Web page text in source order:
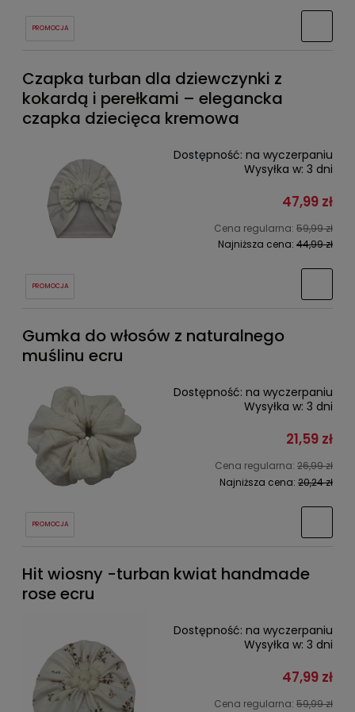
PROMOCJA
Czapka turban dla dziewczynki z
kokardą i perełkami – elegancka
czapka dziecięca kremowa
Dostępność: na wyczerpaniu
Wysyłka w: 3 dni
47,99 zł
Cena regularna: 59,99 zł
Najniższa cena: 44,99 zł
PROMOCJA
Gumka do włosów z naturalnego
muślinu ecru
Dostępność: na wyczerpaniu
Wysyłka w: 3 dni
21,59 zł
Cena regularna: 26,99 zł
Najniższa cena: 20,24 zł
PROMOCJA
Hit wiosny -turban kwiat handmade
rose ecru
Dostępność: na wyczerpaniu
Wysyłka w: 3 dni
47,99 zł
Cena regularna: 59,99 zł